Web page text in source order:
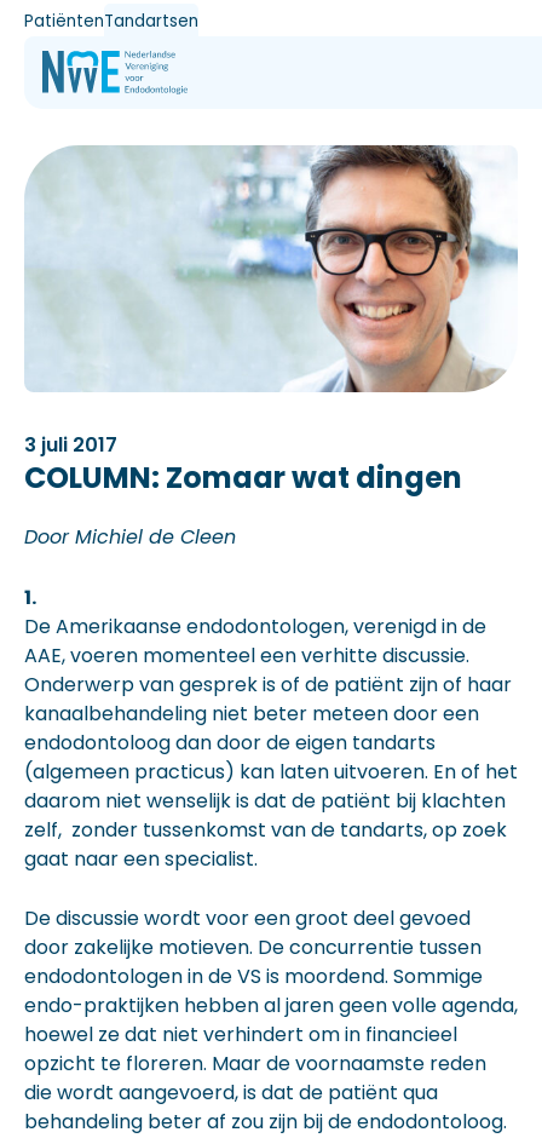
PatiëntenTandartsen
3 juli 2017
COLUMN: Zomaar wat dingen
Door Michiel de Cleen
1.
De Amerikaanse endodontologen, verenigd in de
AAE, voeren momenteel een verhitte discussie.
Onderwerp van gesprek is of de patiënt zijn of haar
kanaalbehandeling niet beter meteen door een
endodontoloog dan door de eigen tandarts
(algemeen practicus) kan laten uitvoeren. En of het
daarom niet wenselijk is dat de patiënt bij klachten
zelf, zonder tussenkomst van de tandarts, op zoek
gaat naar een specialist.
De discussie wordt voor een groot deel gevoed
door zakelijke motieven. De concurrentie tussen
endodontologen in de VS is moordend. Sommige
endo-praktijken hebben al jaren geen volle agenda,
hoewel ze dat niet verhindert om in financieel
opzicht te floreren. Maar de voornaamste reden
die wordt aangevoerd, is dat de patiënt qua
behandeling beter af zou zijn bij de endodontoloog.